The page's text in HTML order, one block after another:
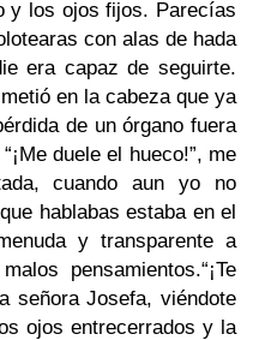
y los ojos fijos. Parecías
con alas de hada
era capaz de seguirte.
en la cabeza que ya
de un órgano fuera
duele el hueco!”, me
cuando aun yo no
hablabas estaba en el
y transparente a
pensamientos.“¡Te
señora Josefa, viéndote
ojos entrecerrados y la